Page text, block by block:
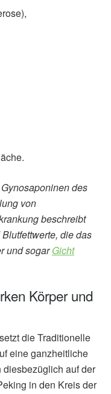
des
von
beschreibt
die das
und sogarGicht
Körper und
die Traditionelle
eine ganzheitliche
auf der
in den Kreis der